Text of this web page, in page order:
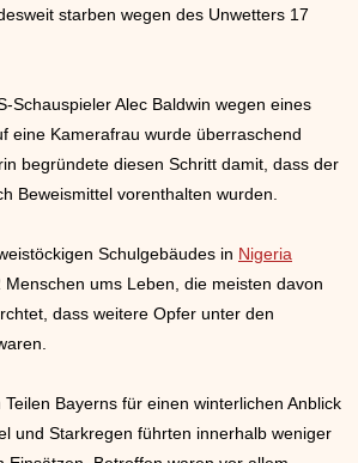
starben wegen des Unwetters 17
Schauspieler Alec Baldwin wegen eines
eine Kamerafrau wurde überraschend
begründete diesen Schritt damit, dass der
Beweismittel vorenthalten wurden.
Schulgebäudes in Nigeria
ums Leben, die meisten davon
dass weitere Opfer unter den
Bayerns für einen winterlichen Anblick
und Starkregen führten innerhalb weniger